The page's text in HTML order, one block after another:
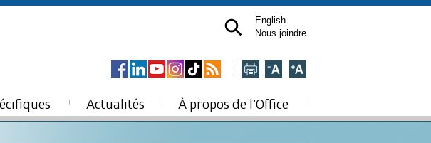
English
Nous joindre
Actualités À propos de l’Office